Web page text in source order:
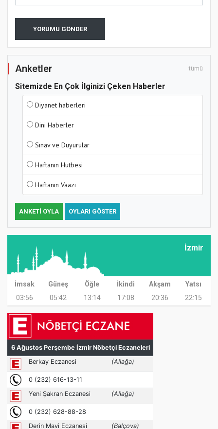
YORUMU GÖNDER
Anketler tümü
Sitemizde En Çok İlginizi Çeken Haberler
Diyanet haberleri
Dini Haberler
Sınav ve Duyurular
Haftanın Hutbesi
Haftanın Vaazı
ANKETI OYLA OYLARI GÖSTER
İzmir
İmsak Güneş Öğle İkindi Akşam
Yatsı
03:56
05:42 13:14 17:08 20:36 22:15